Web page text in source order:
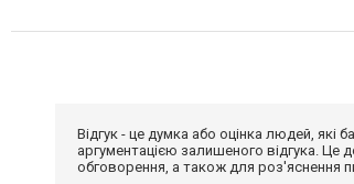
Відгук - це думка або оцінка людей,
аргументацією залишеного відгука. Це
обговорення, а також для роз'яснення